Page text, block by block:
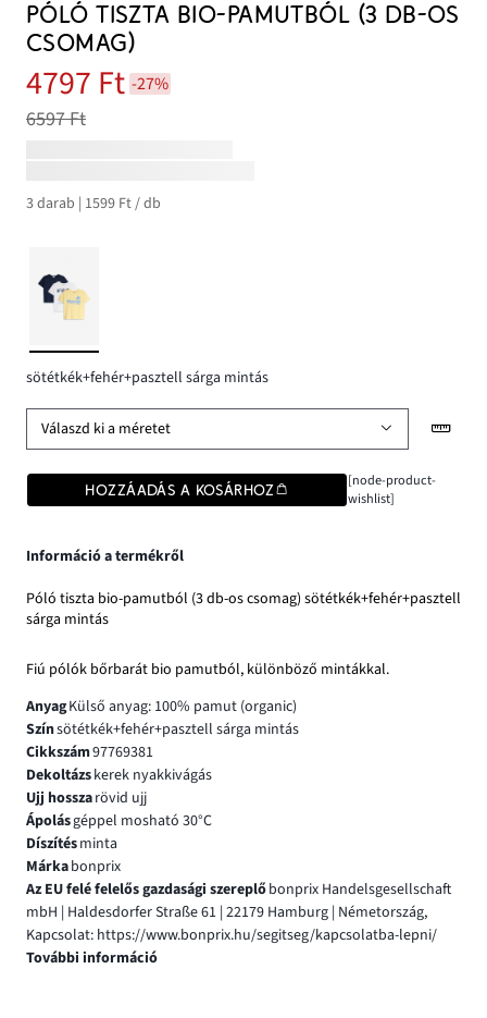
PÓLÓ TISZTA BIO-PAMUTBÓL (3 DB-OS
CSOMAG)
4797 Ft -27%
6597 Ft
3 darab | 1599 Ft / db
sötétkék+fehér+pasztell sárga mintás
Válaszd ki a méretet
HOZZÁADÁS A KOSÁRHOZ
[node-product-
wishlist]
Információ a termékről
Póló tiszta bio-pamutból (3 db-os csomag) sötétkék+fehér+pasztell
sárga mintás
Fiú pólók bőrbarát bio pamutból, különböző mintákkal.
AnyagKülső anyag: 100% pamut (organic)
Színsötétkék+fehér+pasztell sárga mintás
Cikkszám97769381
Dekoltázskerek nyakkivágás
Ujj hosszarövid ujj
Ápolásgéppel mosható 30°C
Díszítésminta
Márkabonprix
Az EU felé felelős gazdasági szereplőbonprix Handelsgesellschaft
mbH | Haldesdorfer Straße 61 | 22179 Hamburg | Németország,
Kapcsolat: https://www.bonprix.hu/segitseg/kapcsolatba-lepni/
További információ